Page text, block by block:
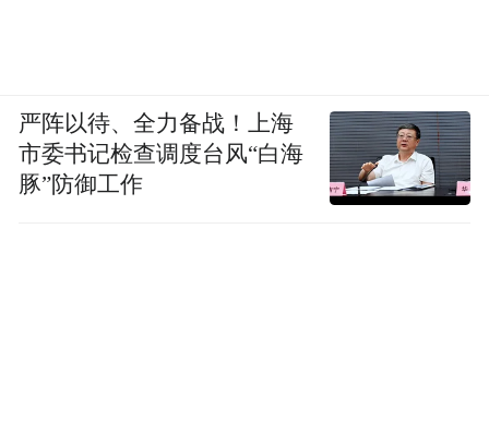
严阵以待、全力备战！上海
市委书记检查调度台风“白海
豚”防御工作